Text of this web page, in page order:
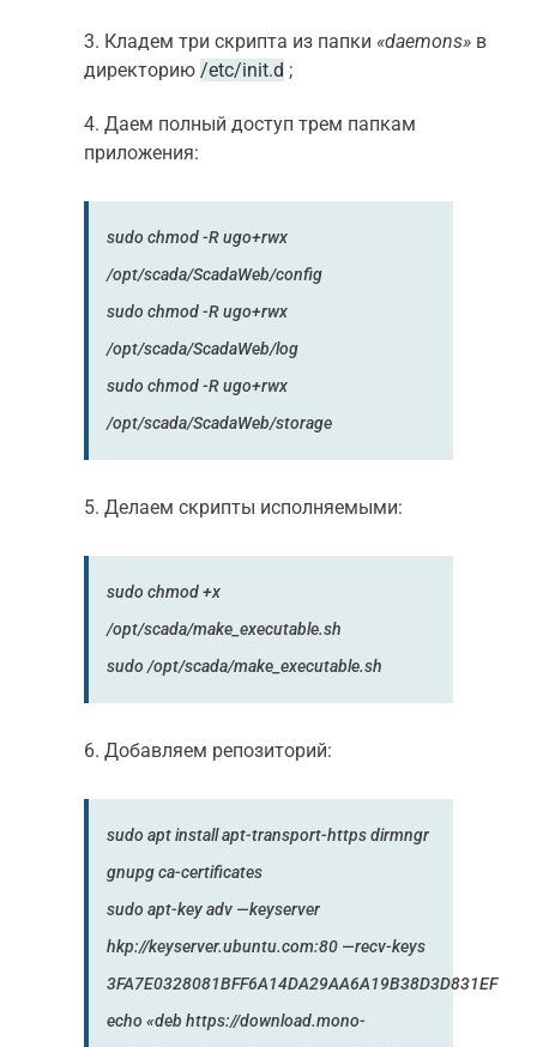
3. Кладем три скрипта из папки «daemons» в
директорию /etc/init.d ;
4. Даем полный доступ трем папкам
приложения:
sudo chmod -R ugo+rwx
/opt/scada/ScadaWeb/config
sudo chmod -R ugo+rwx
/opt/scada/ScadaWeb/log
sudo chmod -R ugo+rwx
/opt/scada/ScadaWeb/storage
5. Делаем скрипты исполняемыми:
sudo chmod +x
/opt/scada/make_executable.sh
sudo /opt/scada/make_executable.sh
6. Добавляем репозиторий:
sudo apt install apt-transport-https dirmngr
gnupg ca-certificates
sudo apt-key adv —keyserver
hkp://keyserver.ubuntu.com:80 —recv-keys
3FA7E0328081BFF6A14DA29AA6A19B38D3D831EF
echo «deb https://download.mono-